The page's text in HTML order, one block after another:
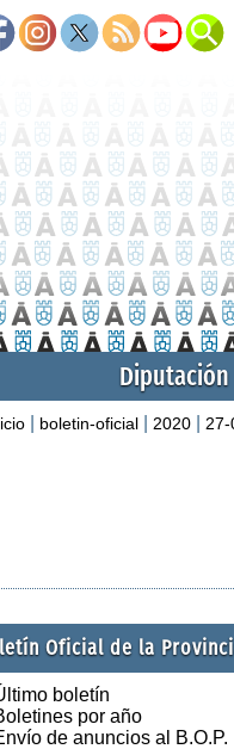
Diputación
boletin-oficial 2020
Oficial de la
boletín
por año
de anuncios al B.O.P.